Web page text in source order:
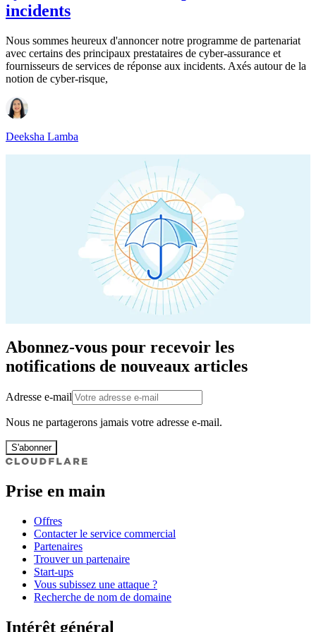
incidents
Nous sommes heureux d'annoncer notre programme de partenariat
avec certains des principaux prestataires de cyber-assurance et
fournisseurs de services de réponse aux incidents. Axés autour de la
notion de cyber-risque,
Deeksha Lamba
Abonnez-vous pour recevoir les
notifications de nouveaux articles
Adresse e-mail
Nous ne partagerons jamais votre adresse e-mail.
S'abonner
Prise en main
Offres
Contacter le service commercial
Partenaires
Trouver un partenaire
Start-ups
Vous subissez une attaque ?
Recherche de nom de domaine
Intérêt général